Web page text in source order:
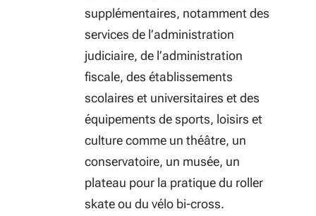
supplémentaires, notamment des
services de l’administration
judiciaire, de l’administration
fiscale, des établissements
scolaires et universitaires et des
équipements de sports, loisirs et
culture comme un théâtre, un
conservatoire, un musée, un
plateau pour la pratique du roller
skate ou du vélo bi-cross.